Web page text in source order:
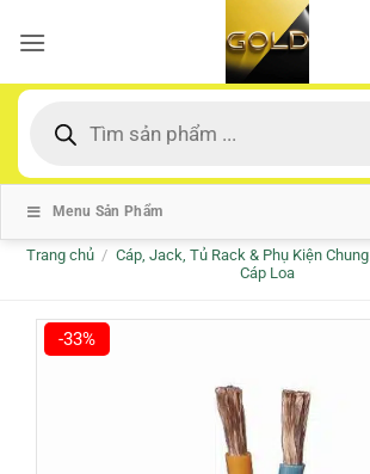
qua
dung
kiếm
Menu Sản Phẩm
Trang chủ / Cáp, Jack, Tủ Rack & Phụ Kiện Chung
Cáp Loa
-33%